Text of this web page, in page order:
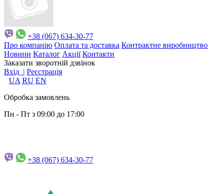
+38 (067) 634-30-77
Про компанію Оплата та доставка Контрактне виробництво
Новини Каталог Акції Контакти
Заказати зворотній дзвінок
Вхід | Реєстрація
UA RU EN
Обробка замовлень
Пн - Пт з 09:00 до 17:00
+38 (067) 634-30-77